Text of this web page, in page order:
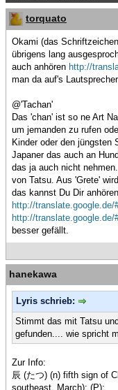
torquato
Okami (das
übrigens lang
auch anhören http://
man da auf's
@'Tachan'
Das 'chan' ist so ne Art
um jemanden zu rufen
Kinder oder den jüngsten
Japaner das auch an
das ja auch nicht
von Tatsu. Aus 'Grete'
das kannst Du Dir anhören
http://
http://
besser gefällt.
hanekawa
Lyris schrieb:
Stimmt das mit Tatsu
gefunden.... wie spricht
Zur Info:
辰 (たつ) (n) fifth sign of
southeast, March); (P);